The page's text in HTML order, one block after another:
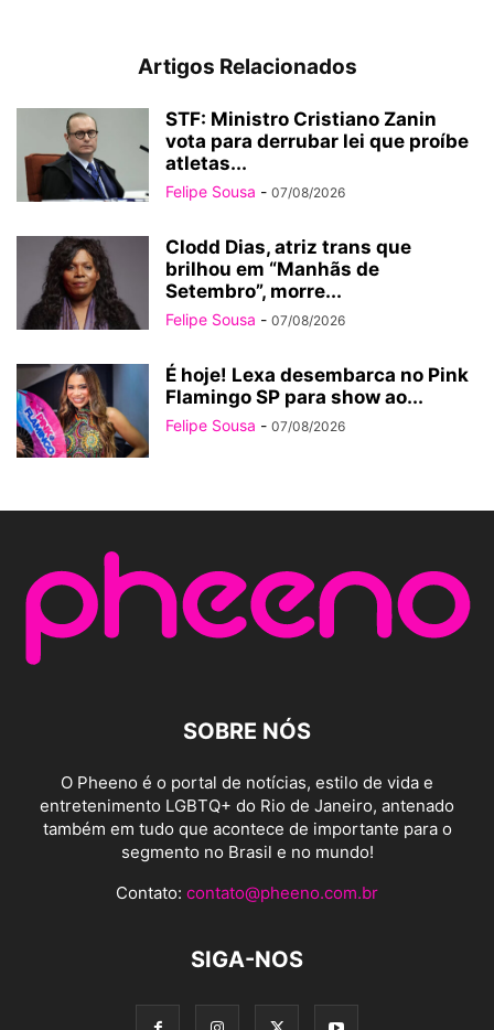
Artigos Relacionados
STF: Ministro Cristiano Zanin
vota para derrubar lei que proíbe
atletas...
Felipe Sousa - 07/08/2026
Clodd Dias, atriz trans que
brilhou em “Manhãs de
Setembro”, morre...
Felipe Sousa - 07/08/2026
É hoje! Lexa desembarca no Pink
Flamingo SP para show ao...
Felipe Sousa - 07/08/2026
SOBRE NÓS
O Pheeno é o portal de notícias, estilo de vida e
entretenimento LGBTQ+ do Rio de Janeiro, antenado
também em tudo que acontece de importante para o
segmento no Brasil e no mundo!
Contato: contato@pheeno.com.br
SIGA-NOS